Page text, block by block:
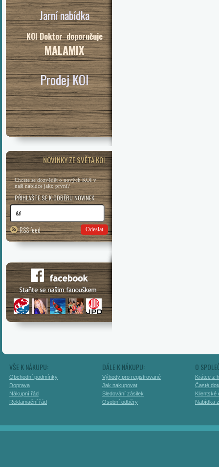
Jarní nabídka
KOI Doktor doporučuje
MALAMIX
Prodej KOI
NOVINKY ZE SVĚTA KOI
Chcete se dozvědět o nových KOI v
naší nabídce jako první?
PŘIHLAŠTE SE K ODBĚRU NOVINEK
RSS feed Odeslat
VŠE K NÁKUPU:
Obchodní podmínky
Doprava
Nákupní řád
Reklamační řád
DÁLE K NÁKUPU:
Výhody pro registrované
Jak nakupovat
Sledování zásilek
Osobní odběry
O
Krátce z
Časté
Klientské
Nabídka